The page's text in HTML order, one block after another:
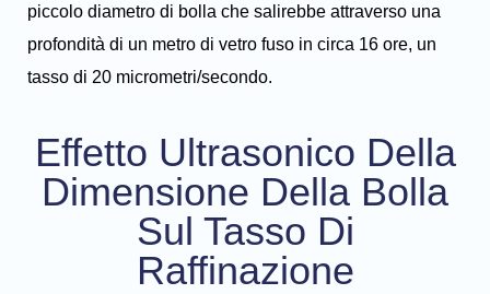
Effetto Ultrasonico Della
Dimensione Della Bolla
Sul Tasso Di
Raffinazione
piccolo diametro di bolla che salirebbe attraverso una
profondità di un metro di vetro fuso in circa 16 ore, un
tasso di 20 micrometri/secondo.